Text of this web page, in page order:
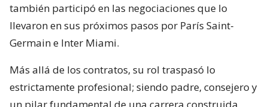
también participó en las negociaciones que lo
llevaron en sus próximos pasos por París Saint-
Germain e Inter Miami.
Más allá de los contratos, su rol traspasó lo
estrictamente profesional; siendo padre, consejero y